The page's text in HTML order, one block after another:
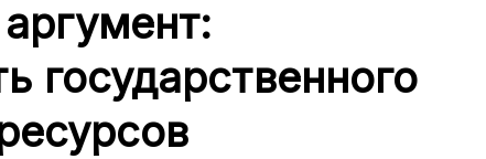
государственного